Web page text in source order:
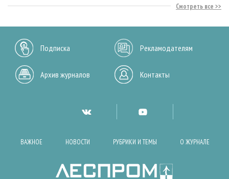
Смотреть все
Подписка Рекламодателям
Архив журналов Контакты
ВАЖНОЕ НОВОСТИ РУБРИКИ И ТЕМЫ О ЖУРНАЛЕ